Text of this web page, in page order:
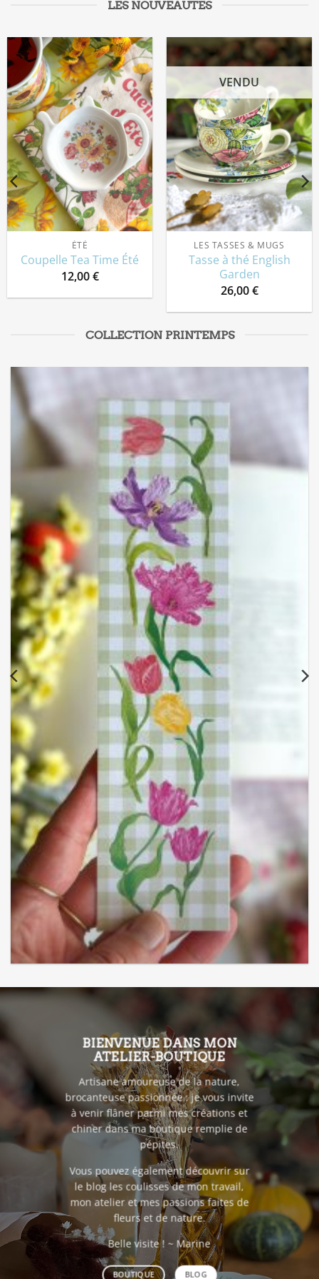
LES NOUVEAUTÉS
ÉTÉ
Coupelle Tea Time Été
12,00€
VENDU
LES TASSES & MUGS
Tasse à thé English
Garden
26,00€
COLLECTION PRINTEMPS
Marque-pages Tulipes
3,00€
BIENVENUE DANS MON
ATELIER-BOUTIQUE
Artisane amoureuse de la nature,
brocanteuse passionnée : je vous invite
à venir flâner parmi mes créations et
chiner dans ma boutique remplie de
pépites.
Vous pouvez également découvrir sur
le blog les coulisses de mon travail,
mon atelier et mes passions faites de
fleurs et de nature.
Belle visite ! ~ Marine
BOUTIQUE BLOG